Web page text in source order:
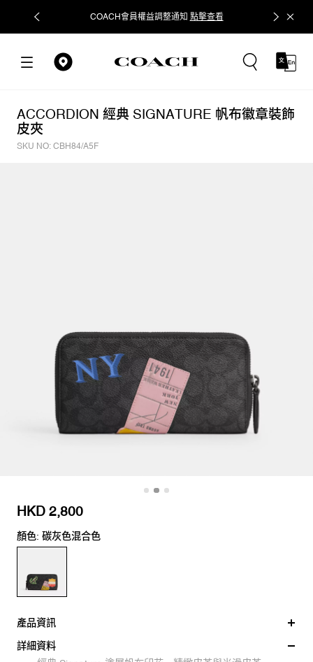
COACH會員權益調整通知 點擊查看 立即追蹤
ACCORDION 經典 SIGNATURE 帆布徽章裝飾
皮夾
SKU NO: CBH84/A5F
HKD 2,800
顏色: 碳灰色混合色
產品資訊
詳細資料